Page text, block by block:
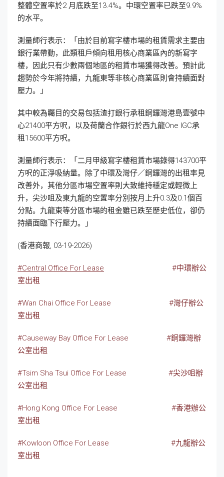
整體空置率於2 月底跌至13.4%。中環空置率已跌至9.9%
的水平。
測量師行表示：「由於目前寫字樓市場的租賃需求主要由
銀行業帶動，此類租戶傾向租用核心商業區內的新寫字
樓，因此只有少數兩個地區的租賃市場獲得改善。預計此
趨勢於今年將持續，九龍東等非核心商業區則會持續面對
壓力。」
其中較為矚目的交易包括渣打銀行承租銅鑼灣港島壹號中
心21400平方呎，以及荷蘭合作銀行於西九龍One IGC承
租15600平方呎。
測量師行表示：「二月甲級寫字樓租賃市場錄得143700平
方呎的正淨吸納量。除了中環及灣仔／銅鑼灣的出租率見
改善外，其他分區市場空置率則大致維持穩定或輕微上
升，尖沙咀及東九龍的空置率分別按月上升0.3及0.1個百
分點。九龍東等分區市場的租金雖已跌至歷史低位，卻仍
持續面臨下行壓力。」
(香港商報, 03-19-2026)
#Central Office For Lease
#中環辦公
室出租
#Wan Chai Office For Lease
#灣仔辦公
室出租
#Causeway Bay Office For Lease
#銅鑼灣辦
公室出租
#Tsim Sha Tsui Office For Lease
#尖沙咀辦
公室出租
#Hong Kong Office For Lease
#香港辦公
室出租
#Kowloon Office For Lease
#九龍辦公
室出租